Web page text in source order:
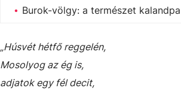
Burok-völgy: a természet
„Húsvét hétfő reggelén,
Mosolyog az ég is,
adjatok egy fél decit,